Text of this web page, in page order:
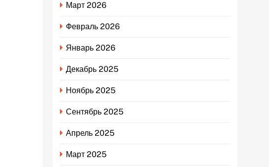
Март 2026
Февраль 2026
Январь 2026
Декабрь 2025
Ноябрь 2025
Сентябрь 2025
Апрель 2025
Март 2025